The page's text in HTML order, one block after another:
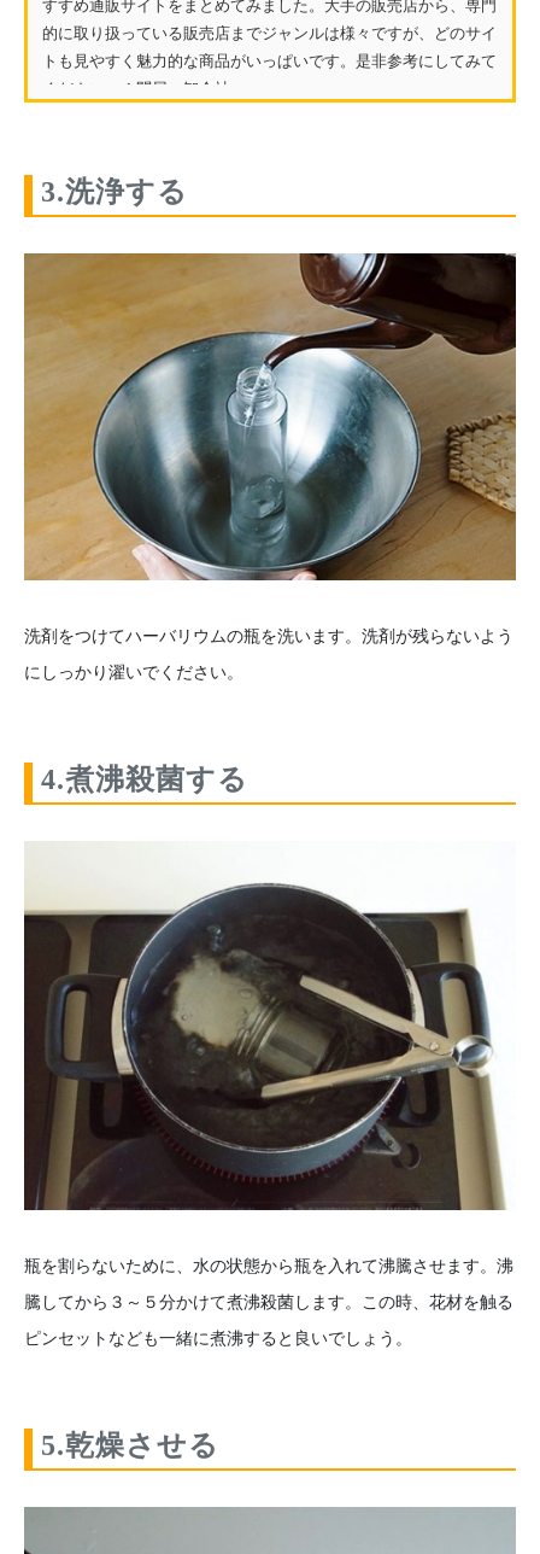
すすめ通販サイトをまとめてみました。大手の販売店から、専門
的に取り扱っている販売店までジャンルは様々ですが、どのサイ
トも見やすく魅力的な商品がいっぱいです。是非参考にしてみて
ください。 1.問屋・卸会社...
3.洗浄する
洗剤をつけてハーバリウムの瓶を洗います。洗剤が残らないよう
にしっかり濯いでください。
4.煮沸殺菌する
瓶を割らないために、水の状態から瓶を入れて沸騰させます。沸
騰してから３～５分かけて煮沸殺菌します。この時、花材を触る
ピンセットなども一緒に煮沸すると良いでしょう。
5.乾燥させる